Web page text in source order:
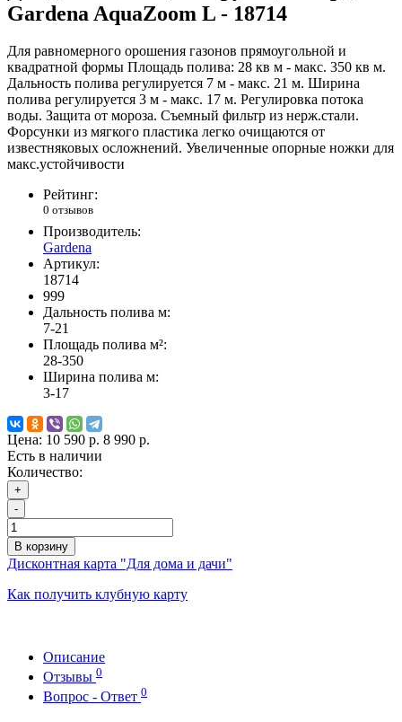
Gardena AquaZoom L - 18714
Для равномерного орошения газонов прямоугольной и
квадратной формы Площадь полива: 28 кв м - макс. 350 кв м.
Дальность полива регулируется 7 м - макс. 21 м. Ширина
полива регулируется 3 м - макс. 17 м. Регулировка потока
воды. Защита от мороза. Съемный фильтр из нерж.стали.
Форсунки из мягкого пластика легко очищаются от
известняковых осложнений. Увеличенные опорные ножки для
макс.устойчивости
Рейтинг:
0 отзывов
Производитель:
Gardena
Артикул:
18714
999
Дальность полива м:
7-21
Площадь полива м²:
28-350
Ширина полива м:
3-17
Цена: 10 590 р. 8 990 р.
Есть в наличии
Количество:
+
-
В корзину
Дисконтная карта "Для дома и дачи"
Как получить клубную карту
Описание
Отзывы 0
Вопрос - Ответ 0